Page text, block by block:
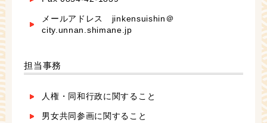
メールアドレス jinkensuishin＠
city.unnan.shimane.jp
担当事務
人権・同和行政に関すること
男女共同参画に関すること